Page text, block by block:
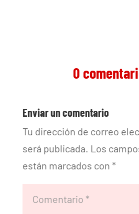
0
Enviar un comentario
Tu dirección de correo
será publicada. Los
están marcados con *